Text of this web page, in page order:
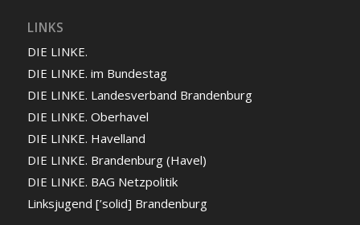
LINKS
DIE LINKE.
DIE LINKE. im Bundestag
DIE LINKE. Landesverband Brandenburg
DIE LINKE. Oberhavel
DIE LINKE. Havelland
DIE LINKE. Brandenburg (Havel)
DIE LINKE. BAG Netzpolitik
Linksjugend [’solid] Brandenburg